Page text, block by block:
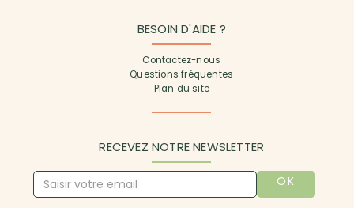
BESOIN D'AIDE ?
Contactez-nous
Questions fréquentes
Plan du site
RECEVEZ NOTRE NEWSLETTER
OK